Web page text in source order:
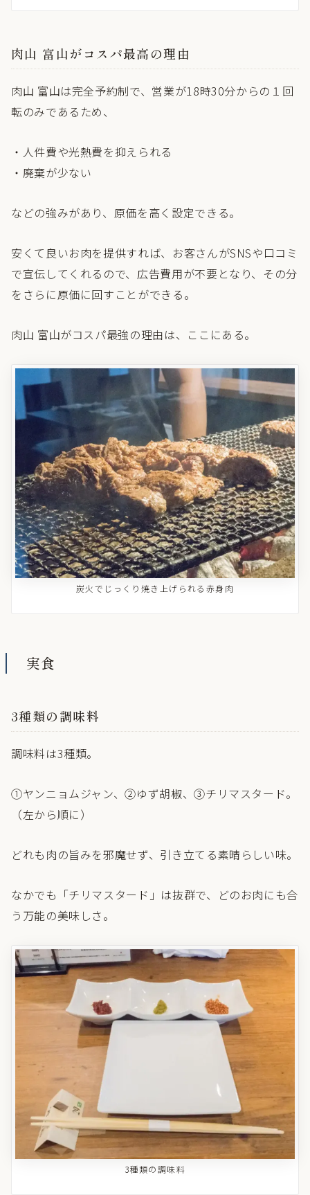
肉山 富山がコスパ最高の理由
肉山 富山は完全予約制で、営業が18時30分からの１回
転のみであるため、
・人件費や光熱費を抑えられる
・廃棄が少ない
などの強みがあり、原価を高く設定できる。
安くて良いお肉を提供すれば、お客さんがSNSや口コミ
で宣伝してくれるので、広告費用が不要となり、その分
をさらに原価に回すことができる。
肉山 富山がコスパ最強の理由は、ここにある。
炭火でじっくり焼き上げられる赤身肉
実食
3種類の調味料
調味料は3種類。
①ヤンニョムジャン、②ゆず胡椒、③チリマスタード。
（左から順に）
どれも肉の旨みを邪魔せず、引き立てる素晴らしい味。
なかでも「チリマスタード」は抜群で、どのお肉にも合
う万能の美味しさ。
3種類の調味料